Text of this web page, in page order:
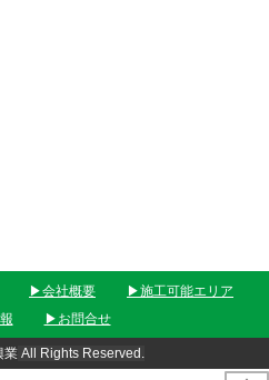
▶︎会社概要
▶︎施工可能エリア
▶︎お問合せ
業All Rights Reserved.